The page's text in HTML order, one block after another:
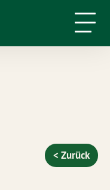
Mitmachen
< Zurück